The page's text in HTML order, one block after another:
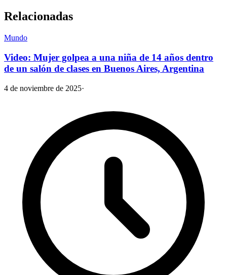
Relacionadas
Mundo
Video: Mujer golpea a una niña de 14 años dentro
de un salón de clases en Buenos Aires, Argentina
4 de noviembre de 2025·